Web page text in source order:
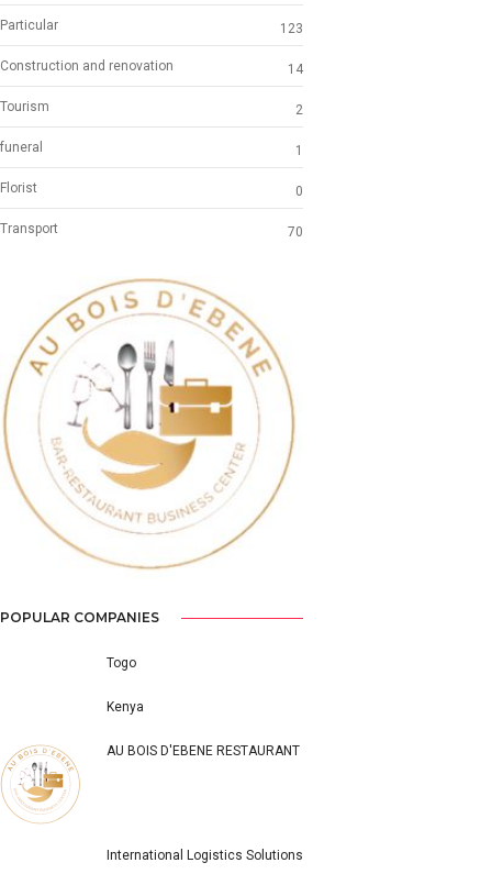
Particular 123
Construction and renovation 14
Tourism 2
funeral 1
Florist 0
Transport 70
Previous Next
POPULAR COMPANIES
Togo
Kenya
AU BOIS D'EBENE RESTAURANT
International Logistics Solutions